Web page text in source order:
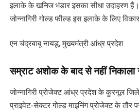
इलाके के खनिज भंडार इसका सीधा उदाहरण
जोन्नागिरी गोल्ड फील्ड इस इलाके के लिए
एन चंद्रबाबू नायडू, मुख्यमंत्री आंध्र प्रदेश
सम्राट अशोक के बाद से नहीं निकाला
जोन्नागिरी प्रोजेक्ट आंध्र प्रदेश के कुरनूल
प्राइवेट-सेक्टर गोल्ड माइनिंग प्रोजेक्ट के